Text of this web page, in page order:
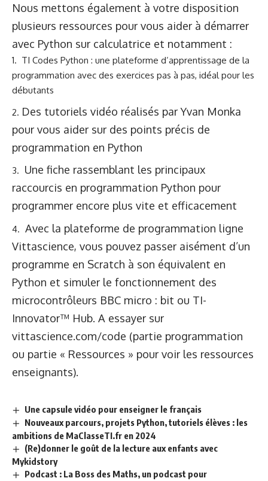
Nous mettons également à votre disposition
plusieurs ressources pour vous aider à démarrer
avec Python sur calculatrice et notamment :
TI Codes Python : une plateforme d’apprentissage de la
programmation avec des exercices pas à pas, idéal pour les
débutants
Des tutoriels vidéo réalisés par Yvan Monka
pour vous aider sur des points précis de
programmation en Python
Une fiche rassemblant les principaux
raccourcis en programmation Python pour
programmer encore plus vite et efficacement
Avec la plateforme de programmation ligne
Vittascience, vous pouvez passer aisément d’un
programme en Scratch à son équivalent en
Python et simuler le fonctionnement des
microcontrôleurs BBC micro : bit ou TI-
Innovator™ Hub. A essayer sur
vittascience.com/code (partie programmation
ou partie « Ressources » pour voir les ressources
enseignants).
Une capsule vidéo pour enseigner le français
Nouveaux parcours, projets Python, tutoriels élèves : les
ambitions de MaClasseTI.fr en 2024
(Re)donner le goût de la lecture aux enfants avec
Mykidstory
Podcast : La Boss des Maths, un podcast pour